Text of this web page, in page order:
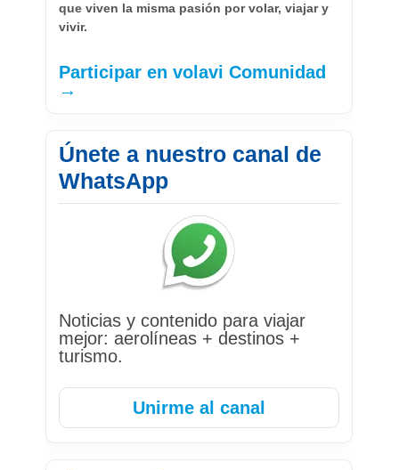
que viven la misma pasión por volar, viajar y
vivir.
Participar en volavi Comunidad
→
Únete a nuestro canal de
WhatsApp
Noticias y contenido para viajar
mejor: aerolíneas + destinos +
turismo.
Unirme al canal